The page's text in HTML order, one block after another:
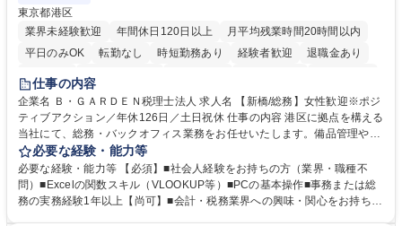
東京都港区
業界未経験歓迎
年間休日120日以上
月平均残業時間20時間以内
平日のみOK
転勤なし 時短勤務あり 経験者歓迎
退職金あり
賞与あり
完全週休2日制
服装自由
仕事の内容
企業名 Ｂ・ＧＡＲＤＥＮ税理士法人 求人名 【新橋/総務】女性歓迎※ポジ
ティブアクション／年休126日／土日祝休 仕事の内容 港区に拠点を構える
当社にて、総務・バックオフィス業務をお任せいたします。備品管理や来
客対応から、経理サポート、社会保険手続き、さらには新たなシステム導
入の検討まで、幅広く組織を支える役割です。 ■備品発注・在庫管理、郵
送物対応、電話・来客対応 ■金融機関への外出業務（入出金管理補助）、
福利厚生・社内イベントの運営管理 ■社内ルールの整備、職場環境の改善
必要な経験・能力等
必要な経験・能力等 【必須】■社会人経験をお持ちの方（業界・職種不
問）■Excelの関数スキル（VLOOKUP等）■PCの基本操作■事務または総
務の実務経験1年以上【尚可】■会計・税務業界への興味・関心をお持ちの